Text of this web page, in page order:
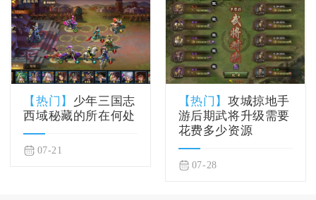
【热门】 少年三国志
西域秘藏的所在何处
07-21
【热门】攻城掠地手
游后期武将升级需要
花费多少资源
07-28